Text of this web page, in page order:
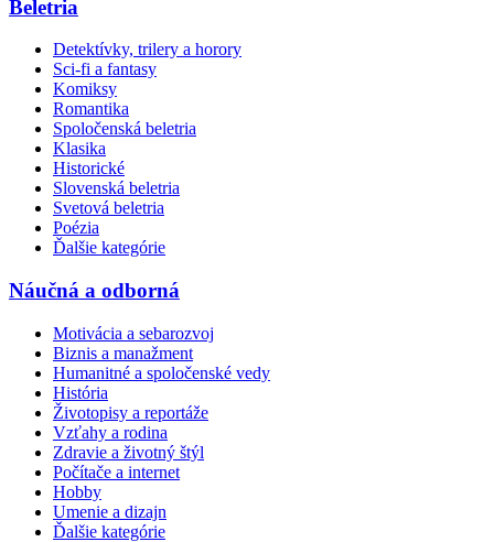
Beletria
Detektívky, trilery a horory
Sci-fi a fantasy
Komiksy
Romantika
Spoločenská beletria
Klasika
Historické
Slovenská beletria
Svetová beletria
Poézia
Ďalšie kategórie
Náučná a odborná
Motivácia a sebarozvoj
Biznis a manažment
Humanitné a spoločenské vedy
História
Životopisy a reportáže
Vzťahy a rodina
Zdravie a životný štýl
Počítače a internet
Hobby
Umenie a dizajn
Ďalšie kategórie